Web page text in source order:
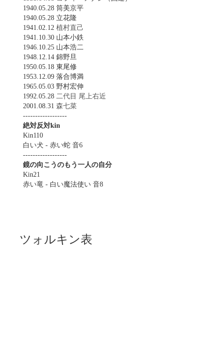
1940.05.28 筒美京平
1940.05.28 立花隆
1941.02.12 植村直己
1941.10.30 山本小鉄
1946.10.25 山本浩二
1948.12.14 錦野旦
1950.05.18 東尾修
1953.12.09 落合博満
1965.05.03 野村宏伸
1992.05.28 二代目 尾上右近
2001.08.31 森七菜
------------------
絶対反対kin
Kin110
白い犬 - 赤い蛇 音6
------------------
鏡の向こうのもう一人の自分
Kin21
赤い竜 - 白い魔法使い 音8
ツォルキン表